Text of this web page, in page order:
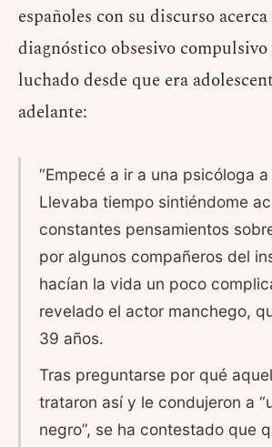
españoles con su discurso acerca
diagnóstico obsesivo compulsivo
luchado desde que era
adelante:
“Empecé a ir a una psicóloga
Llevaba tiempo sintiéndome
constantes pensamientos
por algunos compañeros del
hacían la vida un poco
revelado el actor manchego,
39 años.
Tras preguntarse por qué
trataron así y le condujeron a
negro”, se ha contestado que